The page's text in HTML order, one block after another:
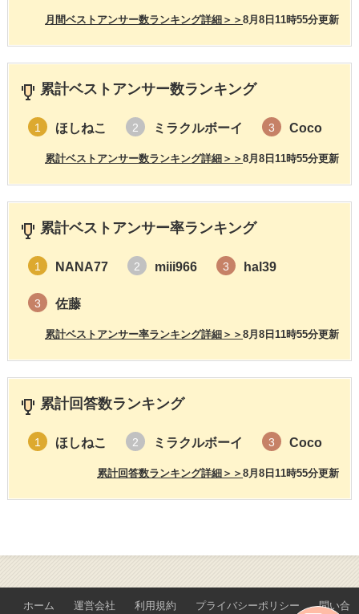
8月8日11時55分更新
月間ベストアンサー数ランキング詳細＞＞
累計ベストアンサー数ランキング
1 ほしねこ 2 ミラクルボーイ 3 Coco
8月8日11時55分更新
累計ベストアンサー数ランキング詳細＞＞
累計ベストアンサー率ランキング
1 NANA77 2 miii966 3 hal39
3 佐藤
8月8日11時55分更新
累計ベストアンサー率ランキング詳細＞＞
累計回答数ランキング
1 ほしねこ 2 ミラクルボーイ 3 Coco
8月8日11時55分更新
累計回答数ランキング詳細＞＞
ホーム 運営会社 利用規約 プライバシーポリシー 問い合